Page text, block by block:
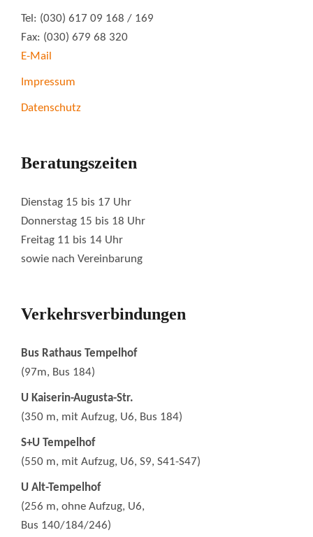
Tel: (030) 617 09 168 / 169
Fax: (030) 679 68 320
E-Mail
Impressum
Datenschutz
Beratungszeiten
Dienstag 15 bis 17 Uhr
Donnerstag 15 bis 18 Uhr
Freitag 11 bis 14 Uhr
sowie nach Vereinbarung
Verkehrsverbindungen
Bus Rathaus Tempelhof
(97m, Bus 184)
U Kaiserin-Augusta-Str.
(350 m, mit Aufzug, U6, Bus 184)
S+U Tempelhof
(550 m, mit Aufzug, U6, S9, S41-S47)
U Alt-Tempelhof
(256 m, ohne Aufzug, U6,
Bus 140/184/246)